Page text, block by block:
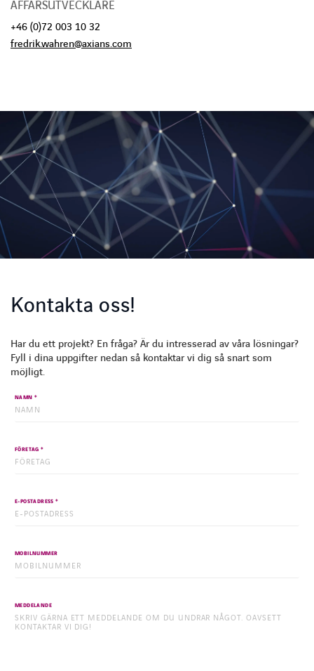
AFFÄRSUTVECKLARE
+46 (0)72 003 10 32
fredrik.wahren@axians.com
Kontakta oss!
Har du ett projekt? En fråga? Är du intresserad av våra lösningar?
Fyll i dina uppgifter nedan så kontaktar vi dig så snart som
möjligt.
NAMN *
FÖRETAG *
E-POSTADRESS *
MOBILNUMMER
MEDDELANDE